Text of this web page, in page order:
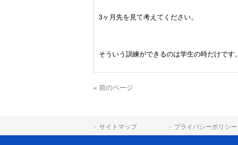
3ヶ月先を見て考えてください。
そういう訓練ができるのは学生の時だけです。
« 前のページ
サイトマップ プライバシーポリシー